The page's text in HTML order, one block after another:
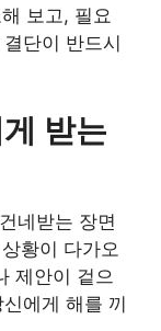
보고, 필요
단이 반드시
받는
네받는 장면
황이 다가오
제안이 겉으
에게 해를 끼